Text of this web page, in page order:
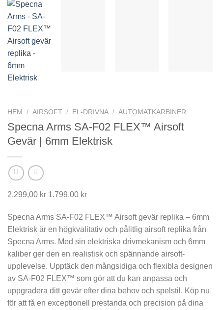
HEM / AIRSOFT / EL-DRIVNA / AUTOMATKARBINER
Specna Arms SA-F02 FLEX™ Airsoft
Gevär | 6mm Elektrisk
2.299,00kr Det
priset
var:
2.299,00 kr.
1.799,00 krDet
priset
är:
1.799,00 kr.
Specna Arms SA-F02 FLEX™ Airsoft gevär replika – 6mm
Elektrisk är en högkvalitativ och pålitlig airsoft replika från
Specna Arms. Med sin elektriska drivmekanism och 6mm
kaliber ger den en realistisk och spännande airsoft-
upplevelse. Upptäck den mångsidiga och flexibla designen
av SA-F02 FLEX™ som gör att du kan anpassa och
uppgradera ditt gevär efter dina behov och spelstil. Köp nu
för att få en exceptionell prestanda och precision på dina